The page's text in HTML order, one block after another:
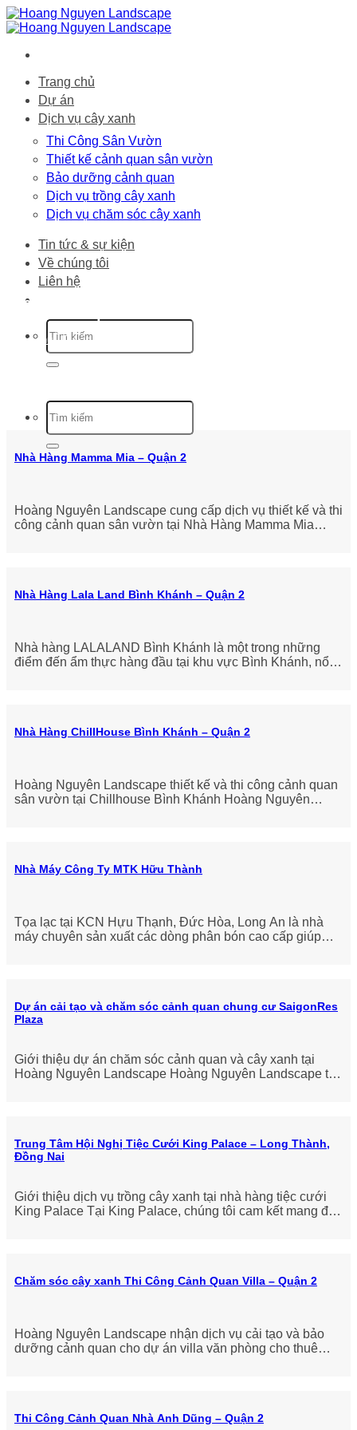
Bỏ
qua
dung
Trang chủ
Dự án
Dịch vụ cây xanh
Thi Công Sân Vườn
Thiết kế cảnh quan sân vườn
Bảo dưỡng cảnh quan
Dịch vụ trồng cây xanh
Dịch vụ chăm sóc cây xanh
Tin tức & sự kiện
Về chúng tôi
Liên hệ
Tất cả dự án
Trang chủ-Dự án-
Nhà Hàng Mamma Mia – Quận 2
Hoàng Nguyên Landscape cung cấp dịch vụ thiết kế và thi
công cảnh quan sân vườn tại Nhà Hàng Mamma Mia
Nhà Hàng Lala Land Bình Khánh – Quận 2
Nhà hàng LALALAND Bình Khánh là một trong những
điểm đến ẩm thực hàng đầu tại khu vực Bình Khánh, nổi
Nhà Hàng ChillHouse Bình Khánh – Quận 2
Hoàng Nguyên Landscape thiết kế và thi công cảnh quan
sân vườn tại Chillhouse Bình Khánh Hoàng Nguyên
Nhà Máy Công Ty MTK Hữu Thành
Tọa lạc tại KCN Hựu Thạnh, Đức Hòa, Long An là nhà
máy chuyên sản xuất các dòng phân bón cao cấp giúp
Dự án cải tạo và chăm sóc cảnh quan chung cư SaigonRes
Plaza
Giới thiệu dự án chăm sóc cảnh quan và cây xanh tại
Hoàng Nguyên Landscape Hoàng Nguyên Landscape tự
Trung Tâm Hội Nghị Tiệc Cưới King Palace – Long Thành,
Đồng Nai
Giới thiệu dịch vụ trồng cây xanh tại nhà hàng tiệc cưới
King Palace Tại King Palace, chúng tôi cam kết mang đến
Chăm sóc cây xanh Thi Công Cảnh Quan Villa – Quận 2
Hoàng Nguyên Landscape nhận dịch vụ cải tạo và bảo
dưỡng cảnh quan cho dự án villa văn phòng cho thuê
Thi Công Cảnh Quan Nhà Anh Dũng – Quận 2